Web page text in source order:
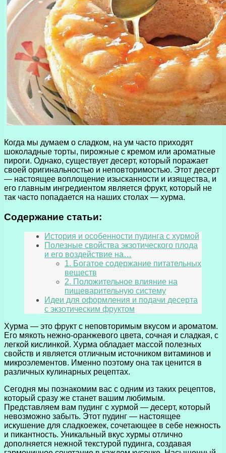
Когда мы думаем о сладком, на ум часто приходят
шоколадные торты, пирожные с кремом или ароматные
пироги. Однако, существует десерт, который поражает
своей оригинальностью и неповторимостью. Этот десерт
— настоящее воплощение изысканности и изящества, и
его главным ингредиентом является фрукт, который не
так часто попадается на наших столах — хурма.
Содержание статьи:
История и особенности пудинга с хурмой
Полезные свойства экзотического плода
и его воздействие на…
1. Богатое содержание питательных
веществ
2. Положительное влияние на
пищеварительную систему
Идеи для оформления и подачи десерта
с экзотическим фруктом
Хурма — это фрукт с неповторимым вкусом и ароматом.
Его мякоть нежно-оранжевого цвета, сочная и сладкая, с
легкой кислинкой. Хурма обладает массой полезных
свойств и является отличным источником витаминов и
микроэлементов. Именно поэтому она так ценится в
различных кулинарных рецептах.
Сегодня мы познакомим вас с одним из таких рецептов,
который сразу же станет вашим любимым.
Представляем вам пудинг с хурмой — десерт, который
невозможно забыть. Этот пудинг — настоящее
искушение для сладкоежек, сочетающее в себе нежность
и пикантность. Уникальный вкус хурмы отлично
дополняется нежной текстурой пудинга, создавая